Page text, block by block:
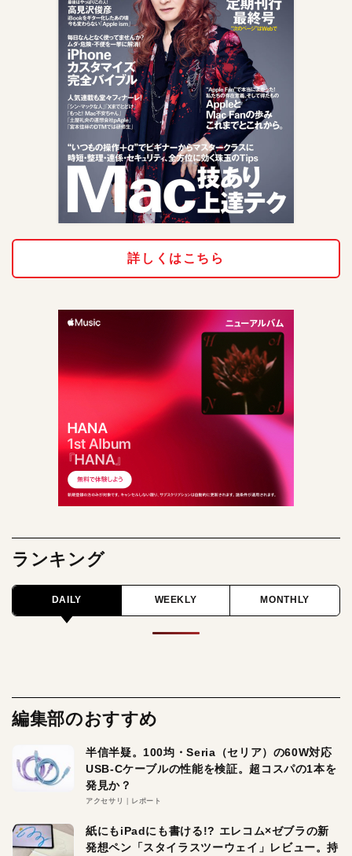
詳しくはこちら
ランキング
DAILY WEEKLY MONTHLY
編集部のおすすめ
半信半疑。100均・Seria（セリア）の60W対応
USB-Cケーブルの性能を検証。超コスパの1本を
発見か？
アクセサリ レポート
紙にもiPadにも書ける!? エレコム×ゼブラの新
発想ペン「スタイラスツーウェイ」レビュー。持